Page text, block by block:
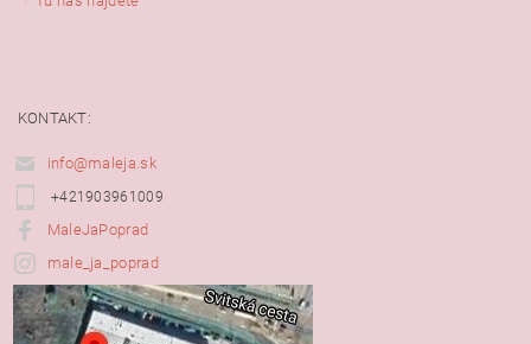
KONTAKT:
info@maleja.sk
+421903961009
MaleJaPoprad
male_ja_poprad